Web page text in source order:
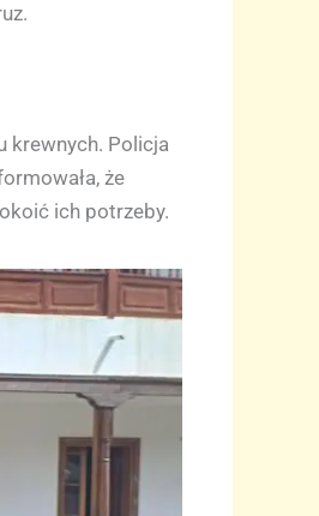
krewnych. Policja
że
ich potrzeby.